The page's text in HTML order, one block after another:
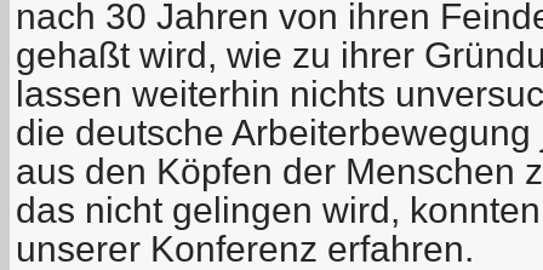
nach 30 Jahren von ihren
gehaßt wird, wie zu ihrer
lassen weiterhin nichts
die deutsche
aus den Köpfen der Menschen
das nicht gelingen wird,
unserer Konferenz erfahren.